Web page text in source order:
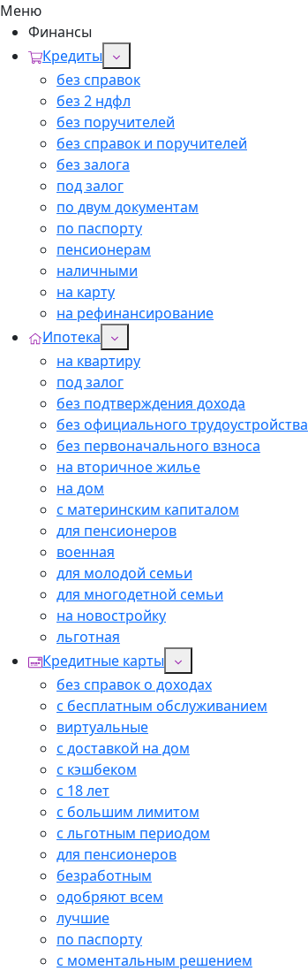
Меню
Финансы
Кредиты
без справок
без 2 ндфл
без поручителей
без справок и поручителей
без залога
под залог
по двум документам
по паспорту
пенсионерам
наличными
на карту
на рефинансирование
Ипотека
на квартиру
под залог
без подтверждения дохода
без официального трудоустройства
без первоначального взноса
на вторичное жилье
на дом
с материнским капиталом
для пенсионеров
военная
для молодой семьи
для многодетной семьи
на новостройку
льготная
Кредитные карты
без справок о доходах
с бесплатным обслуживанием
виртуальные
с доставкой на дом
с кэшбеком
с 18 лет
с большим лимитом
с льготным периодом
для пенсионеров
безработным
одобряют всем
лучшие
по паспорту
с моментальным решением